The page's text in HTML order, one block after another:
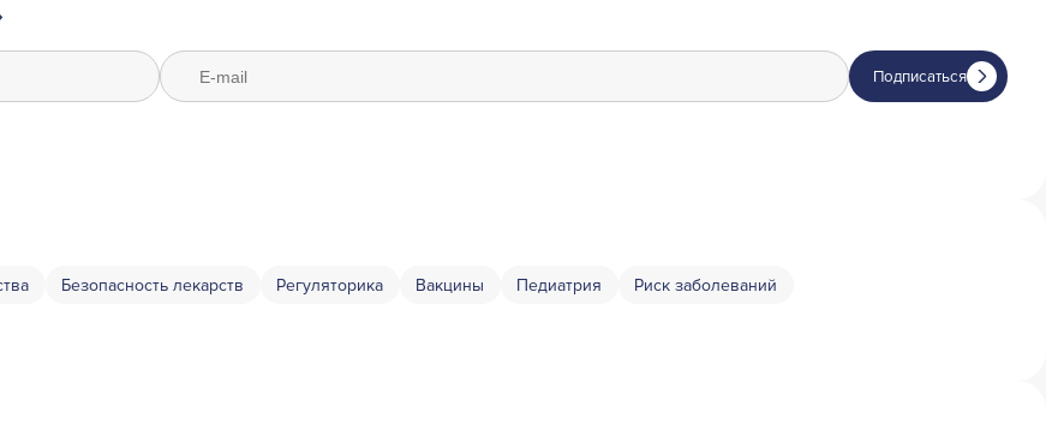
Подписаться
Безопасность лекарств Регуляторика Вакцины Педиатрия
Риск заболеваний